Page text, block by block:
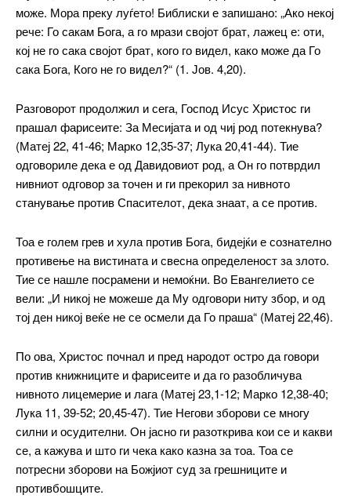
Included for free:
Etiam est nibh, lobortis sit
Ut mollis pellentesque tortor
Nullam eu erat condimentum
Donec quis est ac felis
Orci varius natoque dolor
Pro
$ 100 / yearplaceholder text
Full member access:
Etiam est nibh, lobortis sit
Praesent euismod ac
Ut mollis pellentesque tortor
Nullam eu erat condimentum
може. Мора преку луѓето! Библиски е запишано: „Ако некој
рече: Го сакам Бога, а го мрази својот брат, лажец е: оти,
кој не го сака својот брат, кого го видел, како може да Го
сака Бога, Кого не го видел?“ (1. Јов. 4,20).
Разговорот продолжил и сега, Господ Исус Христос ги
прашал фарисеите: За Месијата и од чиј род потекнува?
(Матеј 22, 41-46; Марко 12,35-37; Лука 20,41-44). Тие
одговориле дека е од Давидовиот род, а Он го потврдил
нивниот одговор за точен и ги прекорил за нивното
станување против Спасителот, дека знаат, а се против.
Тоа е голем грев и хула против Бога, бидејќи е сознателно
противење на вистината и свесна определеност за злото.
Тие се нашле посрамени и немоќни. Во Евангелието се
вели: „И никој не можеше да Му одговори ниту збор, и од
тој ден никој веќе не се осмели да Го праша“ (Матеј 22,46).
По ова, Христос почнал и пред народот остро да говори
против книжниците и фарисеите и да го разобличува
нивното лицемерие и лага (Матеј 23,1-12; Марко 12,38-40;
Лука 11, 39-52; 20,45-47). Тие Негови зборови се многу
силни и осудителни. Он јасно ги разоткрива кои се и какви
се, а кажува и што ги чека како казна за тоа. Тоа се
потресни зборови на Божјиот суд за грешниците и
противбошците.